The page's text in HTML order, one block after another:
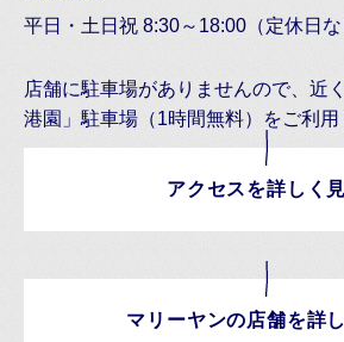
平日・土日祝 8:30～18:00（定休日な
店舗に駐車場がありませんので、近
港園」駐車場（1時間無料）をご利用
アクセスを詳しく
マリーヤンの店舗を詳